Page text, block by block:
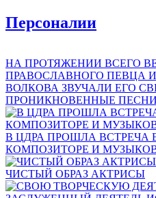
Персоналии
НА ПРОТЯЖЕНИИ ВСЕГО
ПРАВОСЛАВНОГО ПЕВЦА
ВОЛКОВА ЗВУЧАЛИ ЕГО
ПРОНИКНОВЕННЫЕ ПЕСНИ
В ЦДРА ПРОШЛА ВСТРЕЧА
КОМПОЗИТОРЕ И
ЧИСТЫЙ ОБРАЗ АКТРИСЫ